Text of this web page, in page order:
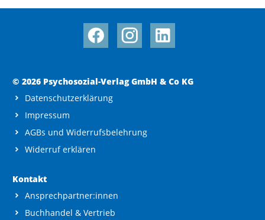
© 2026 Psychosozial-Verlag GmbH & Co KG
Datenschutzerklärung
Impressum
AGBs und Widerrufsbelehrung
Widerruf erklären
Kontakt
Ansprechpartner:innen
Buchhandel & Vertrieb